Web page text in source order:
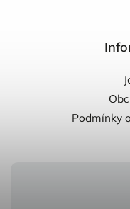
Podmínky